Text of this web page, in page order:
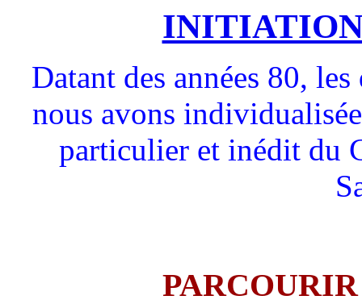
Datant des années 80,
nous avons
particulier et inédit du